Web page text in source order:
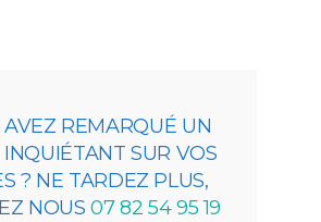
REMARQUÉ UN
INQUIÉTANT SUR VOS
? NE TARDEZ PLUS,
NOUS07 82 54 95 19